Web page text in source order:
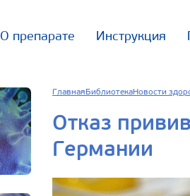
О препарате Инструкция
Главная БиблиотекаНовости
Отказ
Германии